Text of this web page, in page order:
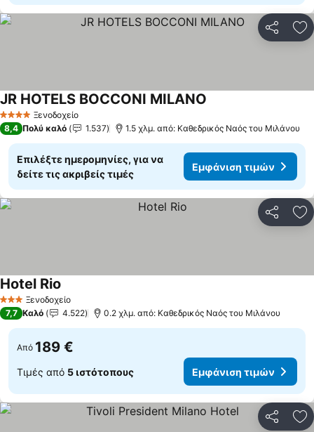
4 ΑστέριαΞενοδοχείο
JR HOTELS BOCCONI MILANO
8,4 Πολύ καλό 1.537 1.5 χλμ. από: Καθεδρικός Ναός του Μιλάνου
Επιλέξτε ημερομηνίες, για να
δείτε τις ακριβείς τιμές
Εμφάνιση τιμών
3 ΑστέριαΞενοδοχείο
Hotel Rio
7,7 Καλό 4.522 0.2 χλμ. από: Καθεδρικός Ναός του Μιλάνου
Από 189 €
Τιμές από 5 ιστότοπους Εμφάνιση τιμών